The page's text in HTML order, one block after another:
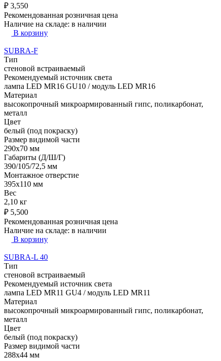
₽ 3,550
Рекомендованная розничная цена
Наличие на складе: в наличии
В корзину
SUBRA-F
Тип
стеновой встраиваемый
Рекомендуемый источник света
лампа LED MR16 GU10 / модуль LED MR16
Материал
высокопрочный микроармированный гипс, поликарбонат,
металл
Цвет
белый (под покраску)
Размер видимой части
290х70 мм
Габариты (Д/Ш/Г)
390/105/72,5 мм
Монтажное отверстие
395х110 мм
Вес
2,10 кг
₽ 5,500
Рекомендованная розничная цена
Наличие на складе: в наличии
В корзину
SUBRA-L 40
Тип
стеновой встраиваемый
Рекомендуемый источник света
лампа LED MR11 GU4 / модуль LED MR11
Материал
высокопрочный микроармированный гипс, поликарбонат,
металл
Цвет
белый (под покраску)
Размер видимой части
288х44 мм